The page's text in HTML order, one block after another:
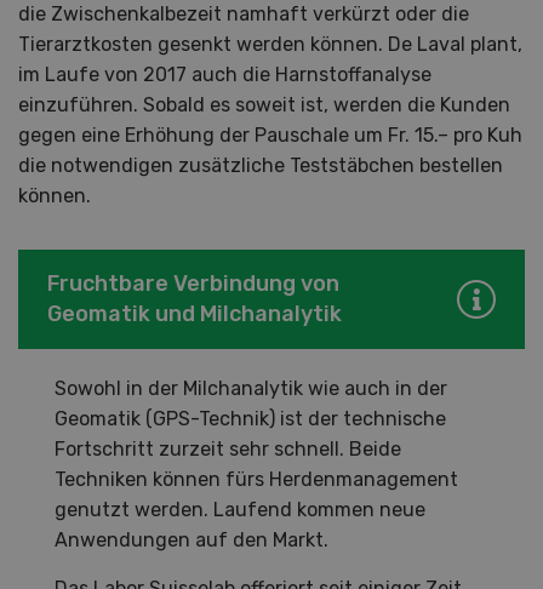
die Zwischenkalbezeit namhaft verkürzt oder die
Tierarztkosten gesenkt werden können. De Laval plant,
im Laufe von 2017 auch die Harnstoffanalyse
einzuführen. Sobald es soweit ist, werden die Kunden
gegen eine Erhöhung der Pauschale um Fr. 15.– pro Kuh
die notwendigen zusätzliche Teststäbchen bestellen
können.
Fruchtbare Verbindung von
Geomatik und Milchanalytik
Sowohl in der Milchanalytik wie auch in der
Geomatik (GPS-Technik) ist der technische
Fortschritt zurzeit sehr schnell. Beide
Techniken können fürs Herdenmanagement
genutzt werden. Laufend kommen neue
Anwendungen auf den Markt.